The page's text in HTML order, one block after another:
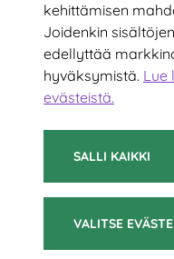
kehittämisen
Joidenkin
edellyttää
hyväksymistä. Lue
evästeistä.​​​​​​
SALLI KAIKKI
VALITSE
Kirjoita
© 2021